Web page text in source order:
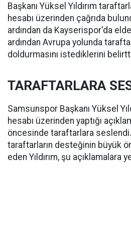
Başkanı Yüksel Yıldırım
hesabı üzerinden çağrıda
ardından da Kayserispor'da
ardından Avrupa yolunda
doldurmasını istediklerini
TARAFTARLARA
Samsunspor Başkanı Yüksel
hesabı üzerinden yaptığı
öncesinde taraftarlara seslendi.
taraftarların desteğinin büyük
eden Yıldırım, şu açıklamalara